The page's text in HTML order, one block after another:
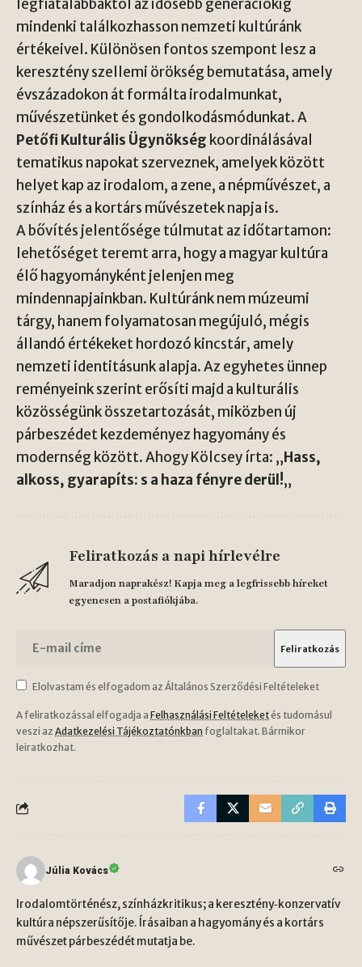
legfiatalabbaktól az idősebb generációkig
mindenki találkozhasson nemzeti kultúránk
értékeivel. Különösen fontos szempont lesz a
keresztény szellemi örökség bemutatása, amely
évszázadokon át formálta irodalmunkat,
művészetünket és gondolkodásmódunkat. A
Petőfi Kulturális Ügynökség koordinálásával
tematikus napokat szerveznek, amelyek között
helyet kap az irodalom, a zene, a népművészet, a
színház és a kortárs művészetek napja is.
A bővítés jelentősége túlmutat az időtartamon:
lehetőséget teremt arra, hogy a magyar kultúra
élő hagyományként jelenjen meg
mindennapjainkban. Kultúránk nem múzeumi
tárgy, hanem folyamatosan megújuló, mégis
állandó értékeket hordozó kincstár, amely
nemzeti identitásunk alapja. Az egyhetes ünnep
reményeink szerint erősíti majd a kulturális
közösségünk összetartozását, miközben új
párbeszédet kezdeményez hagyomány és
modernség között. Ahogy Kölcsey írta: „Hass,
alkoss, gyarapíts: s a haza fényre derül!„
Feliratkozás a napi hírlevélre
Maradjon naprakész! Kapja meg a legfrissebb híreket
egyenesen a postafiókjába.
Elolvastam és elfogadom az Általános Szerződési Feltételeket
A feliratkozással elfogadja a Felhasználási Feltételeketés tudomásul
veszi az Adatkezelési Tájékoztatónkban foglaltakat. Bármikor
leiratkozhat.
Júlia Kovács
Irodalomtörténész, színházkritikus; a keresztény‑konzervatív
kultúra népszerűsítője. Írásaiban a hagyomány és a kortárs
művészet párbeszédét mutatja be.